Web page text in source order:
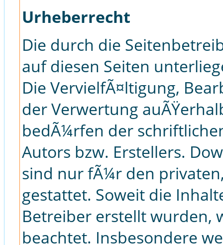
Urheberrecht
Die durch die
auf diesen Seiten
Die VervielfÃ¤ltigung,
der Verwertung
bedÃ¼rfen der
Autors bzw. Erstellers.
sind nur fÃ¼r den
gestattet. Soweit die
Betreiber erstellt wurden,
beachtet. Insbesondere